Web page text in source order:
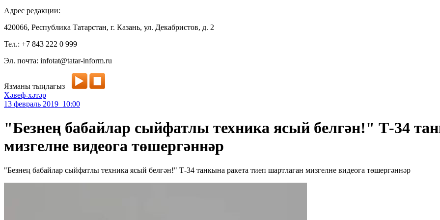
Адрес редакции:
420066, Республика Татарстан, г. Казань, ул. Декабристов, д. 2
Тел.: +7 843 222 0 999
Эл. почта: infotat@tatar-inform.ru
Язманы тыңлагыз
Хәвеф-хәтәр
13 февраль 2019 10:00
"Безнең бабайлар сыйфатлы техника ясый белгән!" Т-34
мизгелне видеога төшергәннәр
"Безнең бабайлар сыйфатлы техника ясый белгән!" Т-34 танкына ракета тиеп шартлаган мизгелне видеога төшергәннәр